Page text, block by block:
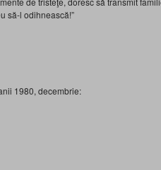
să-l odihnească!”
1980, decembrie: